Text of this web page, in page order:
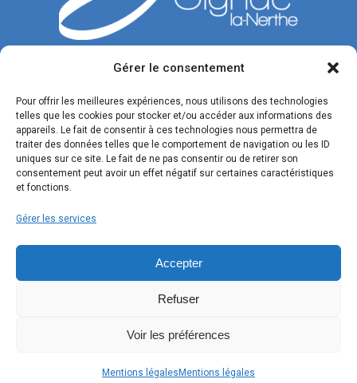
Gérer le consentement
Pour offrir les meilleures expériences, nous utilisons des technologies
telles que les cookies pour stocker et/ou accéder aux informations des
appareils. Le fait de consentir à ces technologies nous permettra de
traiter des données telles que le comportement de navigation ou les ID
uniques sur ce site. Le fait de ne pas consentir ou de retirer son
consentement peut avoir un effet négatif sur certaines caractéristiques
et fonctions.
Gérer les services
Accepter
Refuser
Voir les préférences
Mentions légales Mentions légales
CONTACTEZ-NOUS
Tél. : 04 42 77 00 00
Du lundi au jeudi : de 8h30 à 12h et de 13h30 à 17h.
Vendredi : de 8h30 à 12h et de 13h30 à 16h.
SUIVEZ-NOUS !
Mentions légales• Réalisation :OVM Communication